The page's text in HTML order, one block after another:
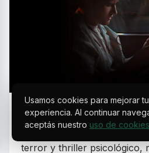
O bsession se ha
fenómeno
terror y thriller psicológico,
Usamos cookies para mejorar tu
experiencia. Al continuar
aceptás nuestro uso de cookies